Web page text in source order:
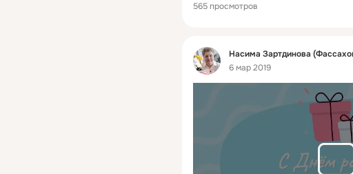
565 просмотров
Фид
Насима Зартдинова
6 мар 2019